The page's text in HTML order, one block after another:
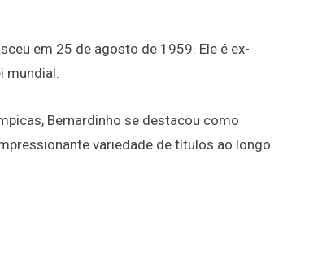
em 25 de agosto de 1959. Ele é ex-
mundial.
Bernardinho se destacou como
variedade de títulos ao longo